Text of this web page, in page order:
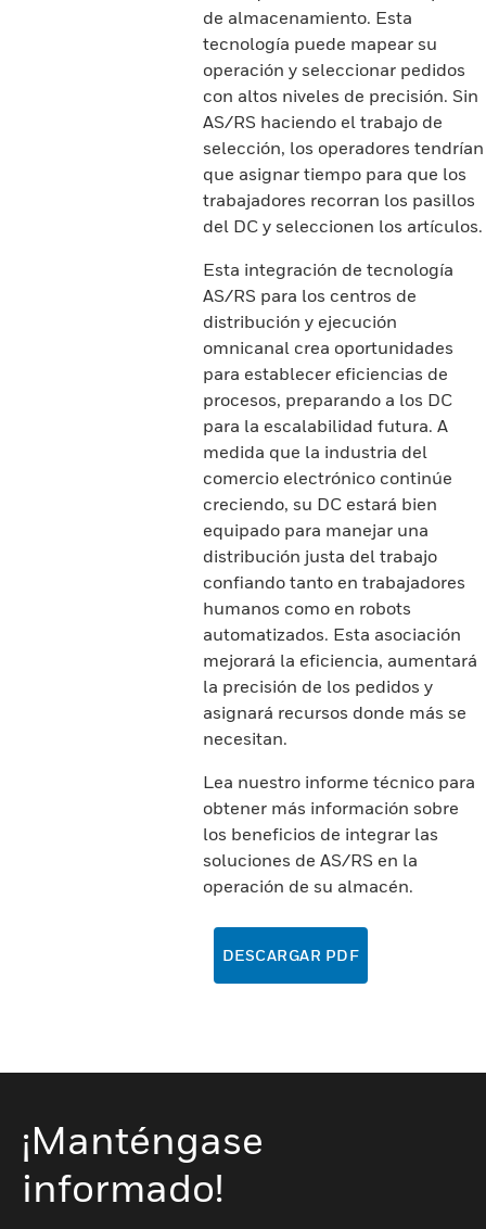
de almacenamiento. Esta
tecnología puede mapear su
operación y seleccionar pedidos
con altos niveles de precisión. Sin
AS/RS haciendo el trabajo de
selección, los operadores tendrían
que asignar tiempo para que los
trabajadores recorran los pasillos
del DC y seleccionen los artículos.
Esta integración de tecnología
AS/RS para los centros de
distribución y ejecución
omnicanal crea oportunidades
para establecer eficiencias de
procesos, preparando a los DC
para la escalabilidad futura. A
medida que la industria del
comercio electrónico continúe
creciendo, su DC estará bien
equipado para manejar una
distribución justa del trabajo
confiando tanto en trabajadores
humanos como en robots
automatizados. Esta asociación
mejorará la eficiencia, aumentará
la precisión de los pedidos y
asignará recursos donde más se
necesitan.
Lea nuestro informe técnico para
obtener más información sobre
los beneficios de integrar las
soluciones de AS/RS en la
operación de su almacén.
DESCARGAR PDF
¡Manténgase
informado!